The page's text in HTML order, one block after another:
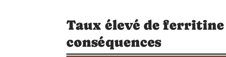
Taux élevé de
conséquences